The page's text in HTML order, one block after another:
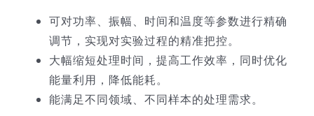
可对功率、振幅、时间和温度等参数进行精确
调节，实现对实验过程的精准把控。
大幅缩短处理时间，提高工作效率，同时优化
能量利用，降低能耗。
能满足不同领域、不同样本的处理需求。